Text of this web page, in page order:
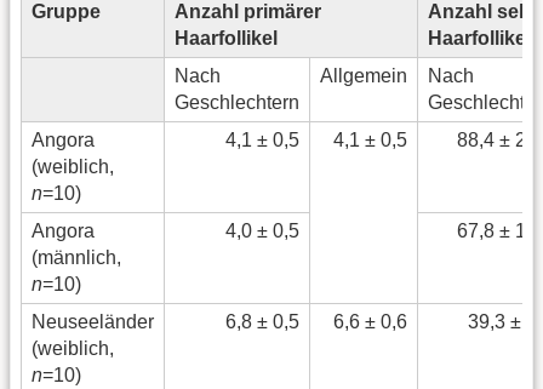
Gruppe
Anzahl primärer
Haarfollikel
Anzahl
Haarfollikel
Nach
Geschlechtern
Allgemein
Nach
Angora
(weiblich,
n=10)
4,1 ± 0,5 4,1 ± 0,5 88,4 ±
Angora
(männlich,
n=10)
4,0 ± 0,5 67,8 ±
Neuseeländer
(weiblich,
n=10)
6,8 ± 0,5 6,6 ± 0,6 39,3 ±